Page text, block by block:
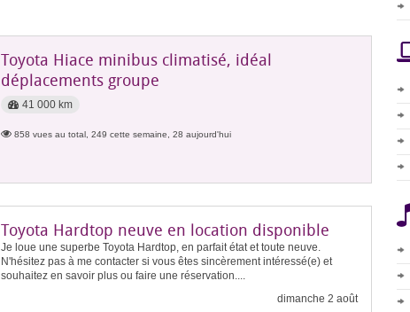
Toyota Hiace minibus climatisé, idéal
déplacements groupe
41 000 km
858 vues au total, 249 cette semaine, 28 aujourd'hui
Toyota Hardtop neuve en location disponible
Je loue une superbe Toyota Hardtop, en parfait état et toute neuve.
N'hésitez pas à me contacter si vous êtes sincèrement intéressé(e) et
souhaitez en savoir plus ou faire une réservation....
dimanche 2 août